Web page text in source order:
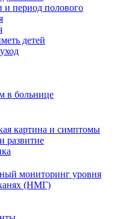
и период полового
детей
в больнице
картина и симптомы
развитие
мониторинг уровня
(НМГ)